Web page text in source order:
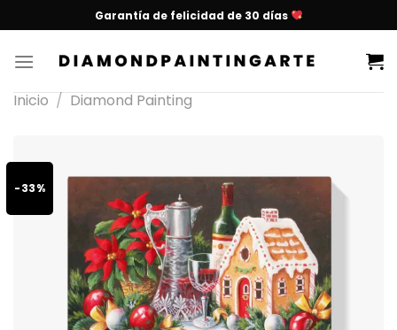
Garantía de felicidad de 30 días
Inicio / Diamond Painting
-33%